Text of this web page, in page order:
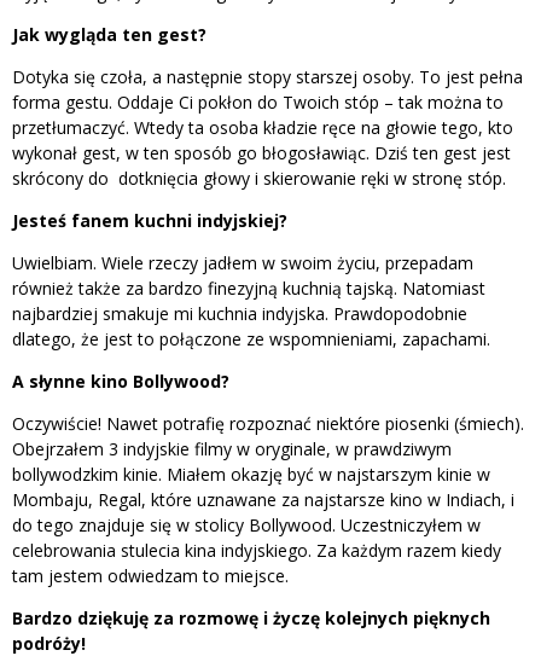
Jak wygląda ten gest?
Dotyka się czoła, a następnie stopy starszej osoby. To jest pełna
forma gestu. Oddaje Ci pokłon do Twoich stóp – tak można to
przetłumaczyć. Wtedy ta osoba kładzie ręce na głowie tego, kto
wykonał gest, w ten sposób go błogosławiąc. Dziś ten gest jest
skrócony do dotknięcia głowy i skierowanie ręki w stronę stóp.
Jesteś fanem kuchni indyjskiej?
Uwielbiam. Wiele rzeczy jadłem w swoim życiu, przepadam
również także za bardzo finezyjną kuchnią tajską. Natomiast
najbardziej smakuje mi kuchnia indyjska. Prawdopodobnie
dlatego, że jest to połączone ze wspomnieniami, zapachami.
A słynne kino Bollywood?
Oczywiście! Nawet potrafię rozpoznać niektóre piosenki (śmiech).
Obejrzałem 3 indyjskie filmy w oryginale, w prawdziwym
bollywodzkim kinie. Miałem okazję być w najstarszym kinie w
Mombaju, Regal, które uznawane za najstarsze kino w Indiach, i
do tego znajduje się w stolicy Bollywood. Uczestniczyłem w
celebrowania stulecia kina indyjskiego. Za każdym razem kiedy
tam jestem odwiedzam to miejsce.
Bardzo dziękuję za rozmowę i życzę kolejnych pięknych
podróży!